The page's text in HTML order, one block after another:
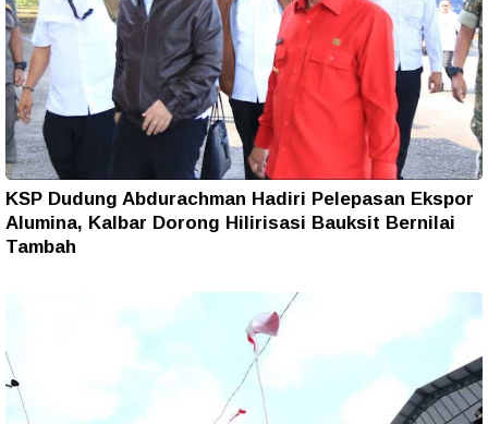
KSP Dudung Abdurachman Hadiri Pelepasan Ekspor
Alumina, Kalbar Dorong Hilirisasi Bauksit Bernilai
Tambah